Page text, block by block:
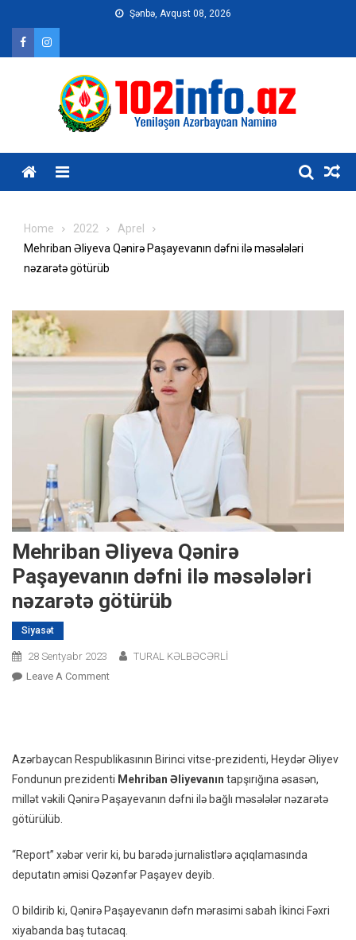
content
Şənbə, Avqust 08, 2026
Home 2022
Aprel
Mehriban Əliyeva Qənirə Paşayevanın dəfni ilə məsələləri
nəzarətə götürüb
Mehriban Əliyeva Qənirə
Paşayevanın dəfni ilə məsələləri
nəzarətə götürüb
Siyasət
28 Sentyabr 2023
TURAL KƏLBƏCƏRLİ
Leave A CommentOn
Dəfni
Ilə
Məsələləri
Azərbaycan Respublikasının Birinci vitse-prezidenti, Heydər Əliyev
Fondunun prezidenti Mehriban Əliyevanın tapşırığına əsasən,
millət vəkili Qənirə Paşayevanın dəfni ilə bağlı məsələlər nəzarətə
götürülüb.
“Report” xəbər verir ki, bu barədə jurnalistlərə açıqlamasında
deputatın əmisi Qəzənfər Paşayev deyib.
O bildirib ki, Qənirə Paşayevanın dəfn mərasimi sabah İkinci Fəxri
xiyabanda baş tutacaq.